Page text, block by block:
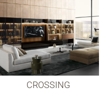
СROSSING